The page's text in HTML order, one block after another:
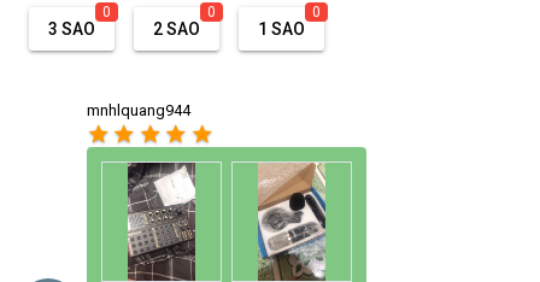
3 SAO
0
2 SAO
0
1 SAO
0
mnhlquang944
star star star star star